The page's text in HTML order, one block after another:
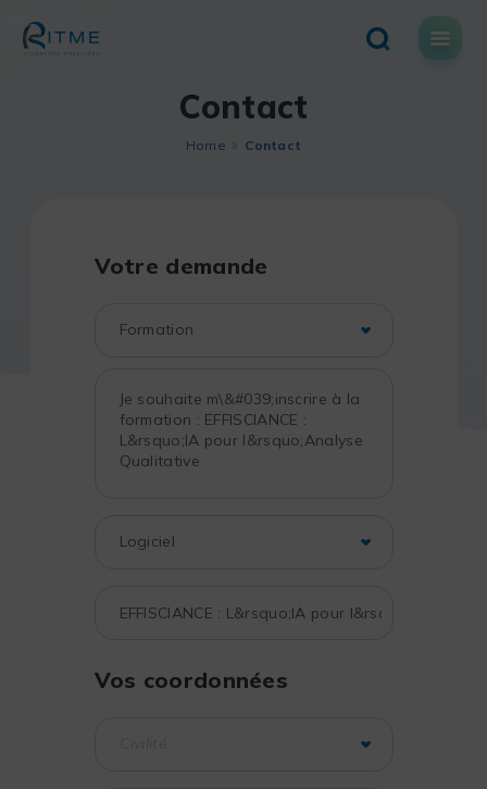
content
Contact
Home Contact
Votre demande
Vos coordonnées